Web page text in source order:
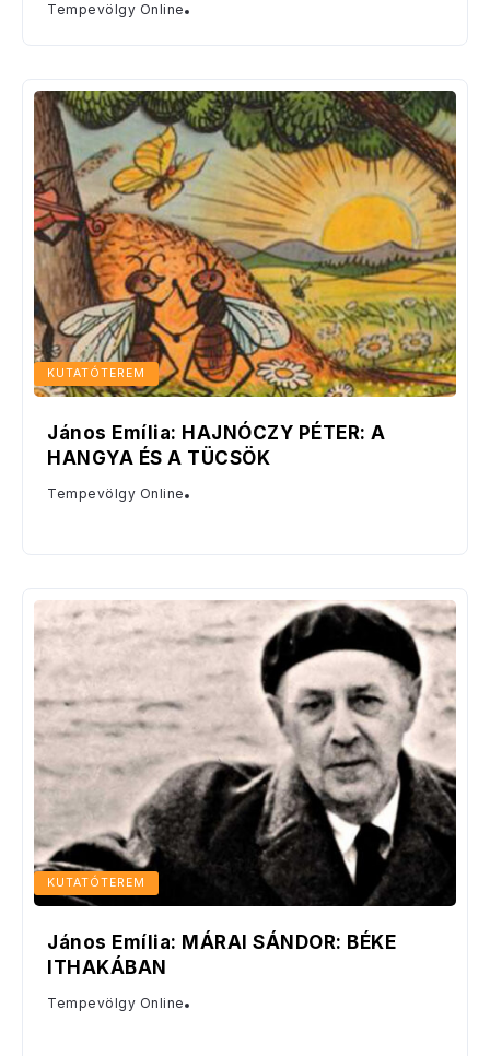
Tempevölgy Online
KUTATÓTEREM
János Emília: HAJNÓCZY PÉTER: A
HANGYA ÉS A TÜCSÖK
Tempevölgy Online
KUTATÓTEREM
János Emília: MÁRAI SÁNDOR: BÉKE
ITHAKÁBAN
Tempevölgy Online